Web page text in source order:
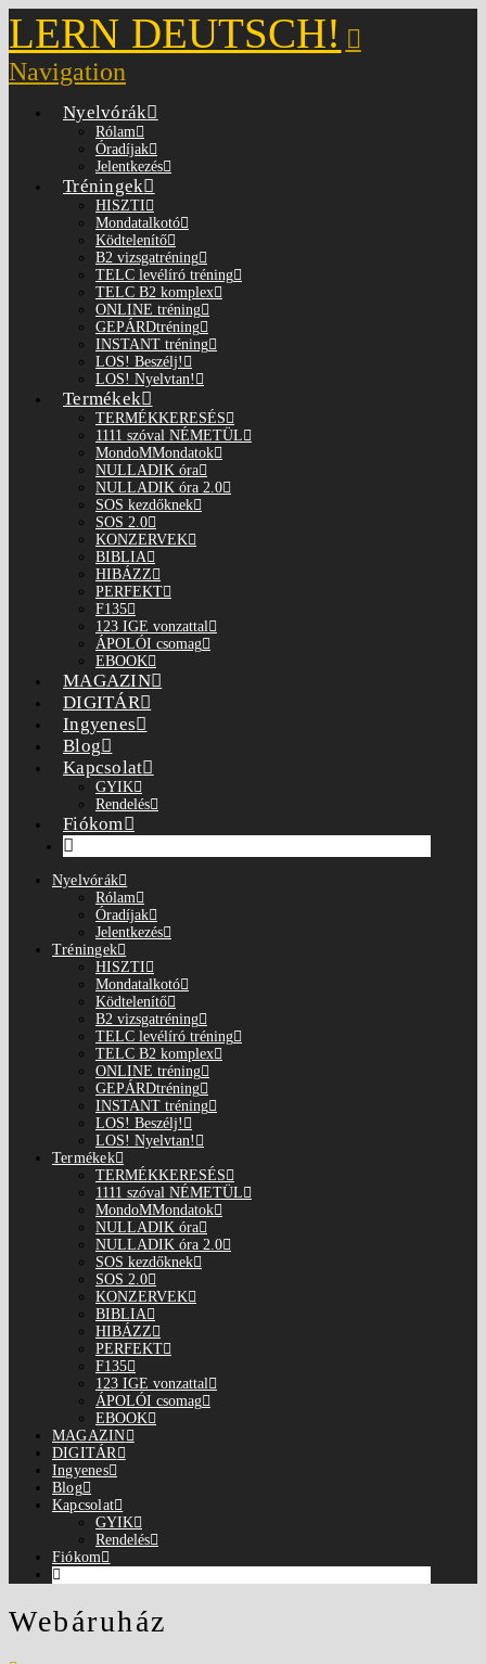
LERN DEUTSCH!
Navigation
Nyelvórák
Rólam
Óradíjak
Jelentkezés
Tréningek
HISZTI
Mondatalkotó
Ködtelenítő
B2 vizsgatréning
TELC levélíró tréning
TELC B2 komplex
ONLINE tréning
GEPÁRDtréning
INSTANT tréning
LOS! Beszélj!
LOS! Nyelvtan!
Termékek
TERMÉKKERESÉS
1111 szóval NÉMETÜL
MondoMMondatok
NULLADIK óra
NULLADIK óra 2.0
SOS kezdőknek
SOS 2.0
KONZERVEK
BIBLIA
HIBÁZZ
PERFEKT
F135
123 IGE vonzattal
ÁPOLÓI csomag
EBOOK
MAGAZIN
DIGITÁR
Ingyenes
Blog
Kapcsolat
GYIK
Rendelés
Fiókom
Nyelvórák
Rólam
Óradíjak
Jelentkezés
Tréningek
HISZTI
Mondatalkotó
Ködtelenítő
B2 vizsgatréning
TELC levélíró tréning
TELC B2 komplex
ONLINE tréning
GEPÁRDtréning
INSTANT tréning
LOS! Beszélj!
LOS! Nyelvtan!
Termékek
TERMÉKKERESÉS
1111 szóval NÉMETÜL
MondoMMondatok
NULLADIK óra
NULLADIK óra 2.0
SOS kezdőknek
SOS 2.0
KONZERVEK
BIBLIA
HIBÁZZ
PERFEKT
F135
123 IGE vonzattal
ÁPOLÓI csomag
EBOOK
MAGAZIN
DIGITÁR
Ingyenes
Blog
Kapcsolat
GYIK
Rendelés
Fiókom
Webáruház